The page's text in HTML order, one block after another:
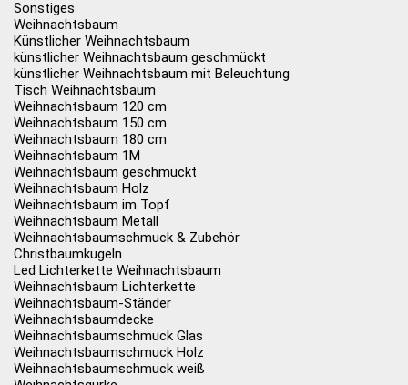
Sonstiges
Weihnachtsbaum
Künstlicher Weihnachtsbaum
künstlicher Weihnachtsbaum geschmückt
künstlicher Weihnachtsbaum mit Beleuchtung
Tisch Weihnachtsbaum
Weihnachtsbaum 120 cm
Weihnachtsbaum 150 cm
Weihnachtsbaum 180 cm
Weihnachtsbaum 1M
Weihnachtsbaum geschmückt
Weihnachtsbaum Holz
Weihnachtsbaum im Topf
Weihnachtsbaum Metall
Weihnachtsbaumschmuck & Zubehör
Christbaumkugeln
Led Lichterkette Weihnachtsbaum
Weihnachtsbaum Lichterkette
Weihnachtsbaum-Ständer
Weihnachtsbaumdecke
Weihnachtsbaumschmuck Glas
Weihnachtsbaumschmuck Holz
Weihnachtsbaumschmuck weiß